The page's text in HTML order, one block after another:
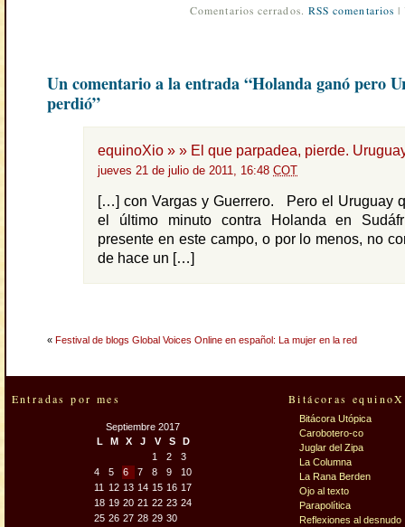
Comentarios cerrados. RSS comentarios |
Un comentario a la entrada “Holanda ganó pero
perdió”
equinoXio » » El que parpadea, pierde.
jueves 21 de julio de 2011, 16:48 COT
[…] con Vargas y Guerrero. Pero el Uruguay
el último minuto contra Holanda en
presente en este campo, o por lo menos, no
de hace un […]
« Festival de blogs Global Voices Online en español: La mujer en la red
Entradas por mes
Septiembre 2017
L
M X J V S D
1 2
3
4
5 6 7 8 9
10
11
12 13 14 15 16 17
18 19 20 21 22 23 24
25 26 27 28 29 30
Bitácoras
Bitácora Utópica
Carobotero-co
Juglar del Zipa
La Columna
La Rana Berden
Ojo al texto
Parapolítica
Reflexiones al desnudo